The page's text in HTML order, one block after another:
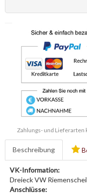
Zahlungs- und Lieferarten
Beschreibung
VK-Information:
Dreieck VW
Anschlüsse: